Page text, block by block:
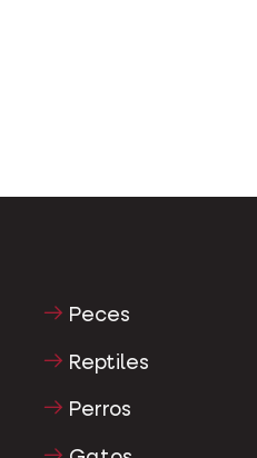
Peces
Reptiles
Perros